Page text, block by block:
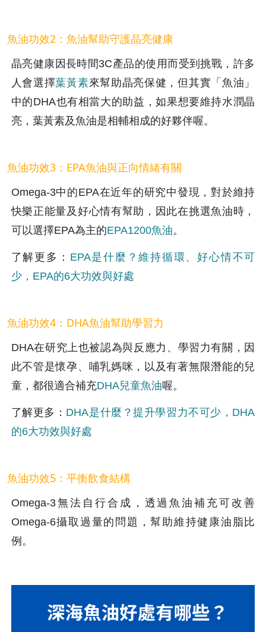
魚油功效2：魚油幫助守護晶亮健康
晶亮健康因長時間3C產品的使用而受到挑戰，許多
人會選擇葉黃素來幫助晶亮保健，但其實「魚油」
中的DHA也有相當大的助益，如果想要維持水潤晶
亮，葉黃素及魚油是相輔相成的好夥伴喔。
魚油功效3：EPA魚油與正向情緒有關
Omega-3中的EPA在近年的研究中發現，對於維持
快樂正能量及好心情有幫助，因此在挑選魚油時，
可以選擇EPA為主的EPA1200魚油。
了解更多： EPA是什麼？維持循環、好心情不可
少，EPA的6大功效與好處
魚油功效4：DHA魚油幫助學習力
DHA在研究上也被認為與反應力、學習力有關，因
此不管是懷孕、哺乳媽咪，以及有著無限潛能的兒
童，都很適合補充DHA兒童魚油喔。
了解更多： DHA是什麼？提升學習力不可少，DHA
的6大功效與好處
魚油功效5：平衡飲食結構
Omega-3無法自行合成，透過魚油補充可改善
Omega-6攝取過量的問題，幫助維持健康油脂比
例。